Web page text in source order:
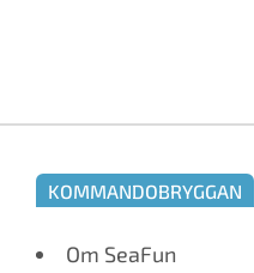
KOMMANDOBRYGGAN
Om SeaFun